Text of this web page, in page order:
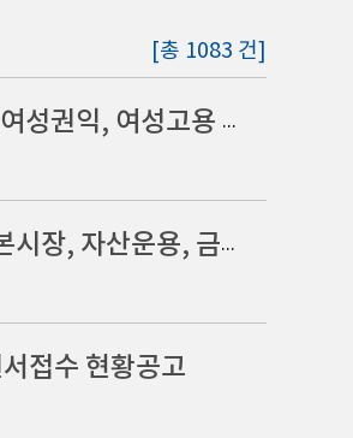
[총 1083 건]
2025년도 제9회 국회입법조사처 공무원(일반임기제 5급, 여성정책(여성권익, 여성고용 등) 분야) 채용 서류전형 합격자 및 면접 일정 공고
2025년도 제10회 국회입법조사처 공무원(일반임기제 5급, 금융(자본시장, 자산운용, 금융혁신, 전자금융 등) 분야) 채용 공고
접수 현황공고